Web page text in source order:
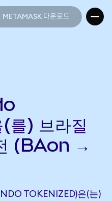
METAMASK 다운로드
) 브라질
(BAon →
TOKENIZED)은(는)